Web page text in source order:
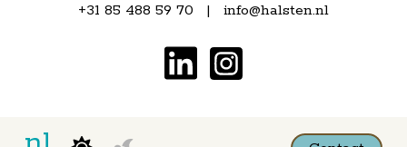
+31 85 488 59 70 info@halsten.nl